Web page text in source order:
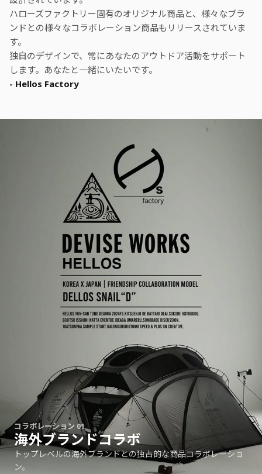
ハローズファクトリー固有のオリジナル商品と、様々なブラ
ンドとの様々なコラボレーション商品もリリースされていま
す。
独自のデザインで、常にあなたのアウトドア活動をサポート
します。あなたと一緒にいたいです。
- Hellos Factory
コラボレーション 01
海外ブランドコラボ
トップレベルの海外ブランドとの独占的な商品コラボレーショ
ン。